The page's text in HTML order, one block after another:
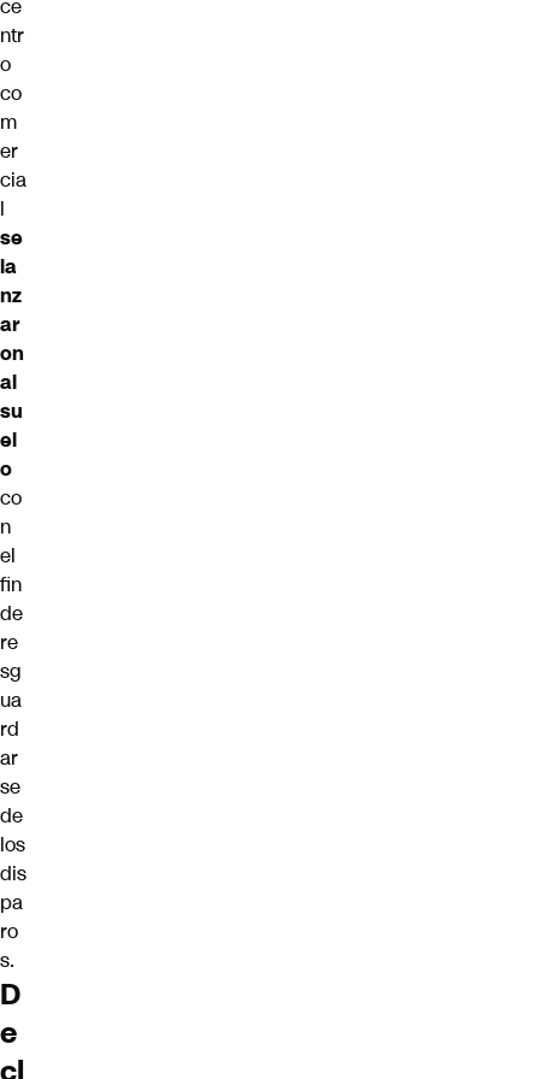
ce
ntr
o
co
m
er
cia
l
se
la
nz
ar
on
al
su
el
o
co
n
el
fin
de
re
sg
ua
rd
ar
se
de
los
dis
pa
ro
s.
D
e